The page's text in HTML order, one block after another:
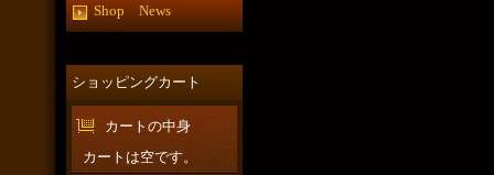
Shop News
ショッピングカート
カートの中身
カートは空です。